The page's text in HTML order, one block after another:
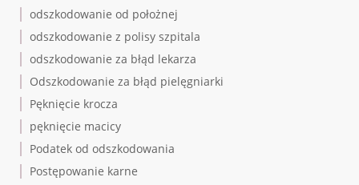
odszkodowanie od położnej
odszkodowanie z polisy szpitala
odszkodowanie za błąd lekarza
Odszkodowanie za błąd pielęgniarki
Pęknięcie krocza
pęknięcie macicy
Podatek od odszkodowania
Postępowanie karne